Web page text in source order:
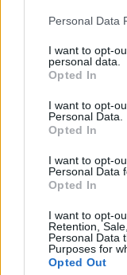
Please note that
not limited to your
grant or deny
use your data for
consent section.
Personal Data
I want to opt-
personal data.
Opted In
I want to opt-
Personal Data.
Opted In
I want to opt-
Personal Data
Opted In
I want to opt-
Retention,
Personal Data
Purposes for
Opted Out
Folyamatosan
területe az elmúlt